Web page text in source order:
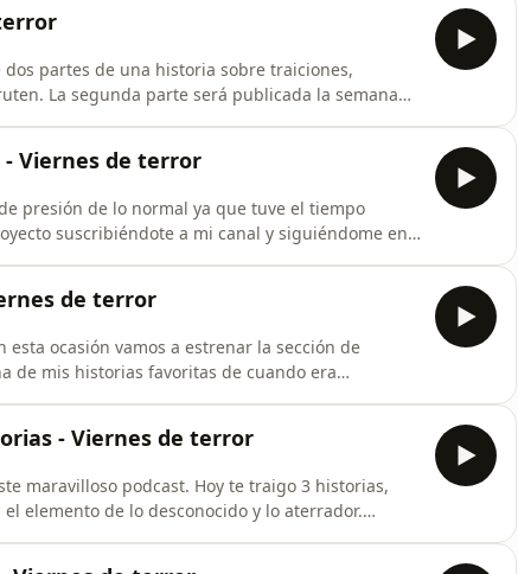
dos partes de una historia sobre traiciones,
La segunda parte será publicada la semana
Viernes de terror
presión de lo normal ya que tuve el tiempo
suscribiéndote a mi canal y siguiéndome en
personal: https://w
de terror
ocasión vamos a estrenar la sección de
de mis historias favoritas de cuando era
https://www.instagram.com/vi
- Viernes de terror
maravilloso podcast. Hoy te traigo 3 historias,
elemento de lo desconocido y lo aterrador.